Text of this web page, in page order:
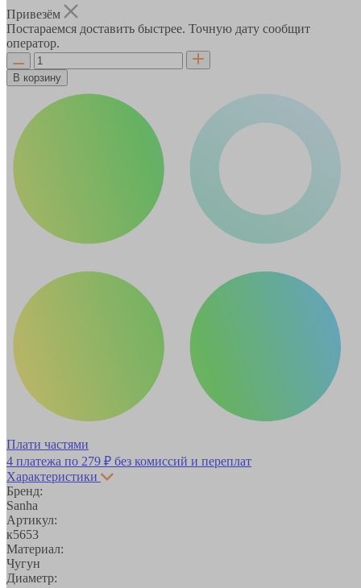
Привезём
Постараемся доставить быстрее. Точную дату сообщит
оператор.
В корзину
Плати частями
4 платежа по 279 ₽ без комиссий и переплат
Характеристики
Бренд:
Sanha
Артикул:
к5653
Материал:
Чугун
Диаметр: